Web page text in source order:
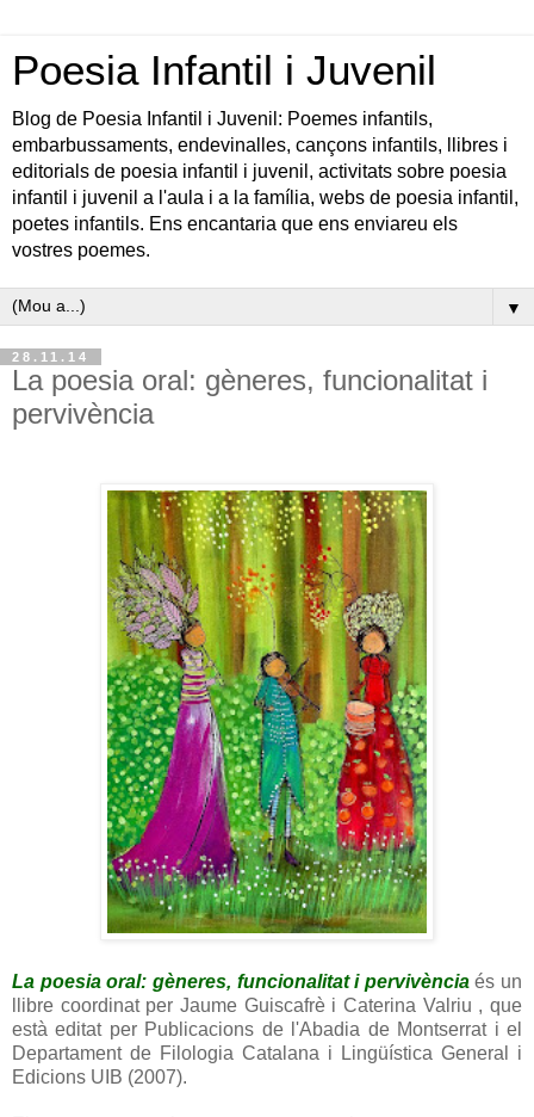
Poesia Infantil i Juvenil
Blog de Poesia Infantil i Juvenil: Poemes infantils,
embarbussaments, endevinalles, cançons infantils, llibres i
editorials de poesia infantil i juvenil, activitats sobre poesia
infantil i juvenil a l'aula i a la família, webs de poesia infantil,
poetes infantils. Ens encantaria que ens enviareu els
vostres poemes.
▼
28.11.14
La poesia oral: gèneres, funcionalitat i
pervivència
La poesia oral: gèneres, funcionalitat i pervivènciaés un
llibre coordinat per Jaume Guiscafrè i Caterina Valriu , que
està editat per Publicacions de l'Abadia de Montserrat i el
Departament de Filologia Catalana i Lingüística General i
Edicions UIB (2007).